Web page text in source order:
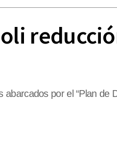
por el “Plan de